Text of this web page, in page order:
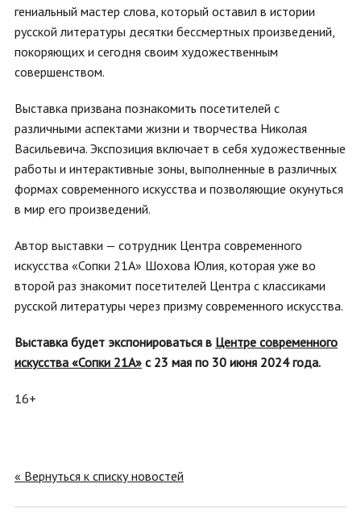
гениальный мастер слова, который оставил в истории
русской литературы десятки бессмертных произведений,
покоряющих и сегодня своим художественным
совершенством.
Выставка призвана познакомить посетителей с
различными аспектами жизни и творчества Николая
Васильевича. Экспозиция включает в себя художественные
работы и интерактивные зоны, выполненные в различных
формах современного искусства и позволяющие окунуться
в мир его произведений.
Автор выставки — сотрудник Центра современного
искусства «Сопки 21А» Шохова Юлия, которая уже во
второй раз знакомит посетителей Центра с классиками
русской литературы через призму современного искусства.
Выставка будет экспонироваться в Центре современного
искусства «Сопки 21А» с 23 мая по 30 июня 2024 года.
16+
« Вернуться к списку новостей